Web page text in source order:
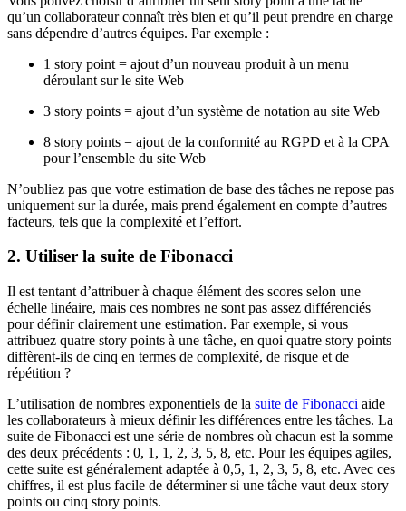
qu’un collaborateur connaît très bien et qu’il peut prendre en charge
sans dépendre d’autres équipes. Par exemple :
1 story point = ajout d’un nouveau produit à un menu
déroulant sur le site Web
3 story points = ajout d’un système de notation au site Web
8 story points = ajout de la conformité au RGPD et à la CPA
pour l’ensemble du site Web
N’oubliez pas que votre estimation de base des tâches ne repose pas
uniquement sur la durée, mais prend également en compte d’autres
facteurs, tels que la complexité et l’effort.
2. Utiliser la suite de Fibonacci
Il est tentant d’attribuer à chaque élément des scores selon une
échelle linéaire, mais ces nombres ne sont pas assez différenciés
pour définir clairement une estimation. Par exemple, si vous
attribuez quatre story points à une tâche, en quoi quatre story points
diffèrent-ils de cinq en termes de complexité, de risque et de
répétition ?
L’utilisation de nombres exponentiels de la suite de Fibonacci aide
les collaborateurs à mieux définir les différences entre les tâches. La
suite de Fibonacci est une série de nombres où chacun est la somme
des deux précédents : 0, 1, 1, 2, 3, 5, 8, etc. Pour les équipes agiles,
cette suite est généralement adaptée à 0,5, 1, 2, 3, 5, 8, etc. Avec ces
chiffres, il est plus facile de déterminer si une tâche vaut deux story
points ou cinq story points.